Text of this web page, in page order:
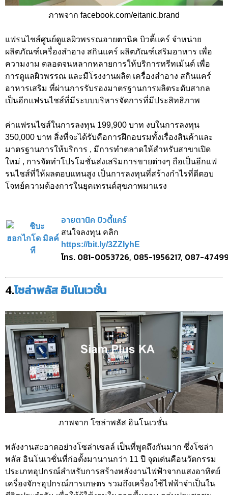
ภาพจาก facebook.com/eitanic.brand
แฟรนไชส์ศูนย์ดูแลผิวพรรณอายตานิค บิวตี้แคร์ จำหน่าย
ผลิตภัณฑ์เครื่องสำอาง สกินแคร์ ผลิตภัณฑ์เสริมอาหาร เพื่อ
ความงาม ตลอดจนหลากหลายการให้บริการทรีทเม้นต์ เพื่อ
การดูแลผิวพรรณ และมีโรงงานผลิต เครื่องสำอาง สกินแคร์
อาหารเสริม ที่ผ่านการรับรองมาตรฐานการผลิตระดับสากล
เป็นอีกแฟรนไชส์ที่มีระบบบริหารจัดการที่มีประสิทธิภาพ
ค่าแฟรนไชส์ในการลงทุน 199,900 บาท งบในการลงทุน
350,000 บาท สิ่งที่จะได้รับคือการฝึกอบรมทั้งเรื่องสินค้าและ
มาตรฐานการให้บริการ , มีการทำตลาดให้สำหรับสาขาเปิด
ใหม่ , การจัดทำโปรโมชั่นส่งเสริมการขายต่างๆ ถือเป็นอีกแฟ
รนไชส์ที่ให้ผลตอบแทนสูง เป็นการลงทุนที่สร้างกำไรที่ดีตอบ
โจทย์ความต้องการในยุคเทรนด์สุขภาพมาแรง
อายตานิค บิวตี้แคร์
สนใจลงทุน คลิก
https://bit.ly/3ZZIyhE
โทร. 081-0053726, 085-1956217, 087-
4.โซล่าพลัส อินโนเวชั่น
ภาพจาก โซล่าพลัส อินโนเวชั่น
พลังงานสะอาดอย่างโซล่าเซลล์ เป็นที่พูดถึงกันมาก ซึ่งโซล่า
พลัส อินโนเวชั่นที่ก่อตั้งมานานกว่า 11 ปี จุดเด่นคือนวัตกรรม
ประเภทอุปกรณ์สำหรับการสร้างพลังงานไฟฟ้าจากแสงอาทิตย์
เครื่องจักรอุปกรณ์การเกษตร รวมถึงเครื่องใช้ไฟฟ้าจำเป็นใน